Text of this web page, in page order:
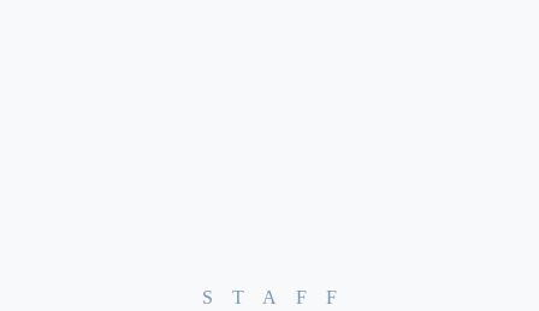
STAFF